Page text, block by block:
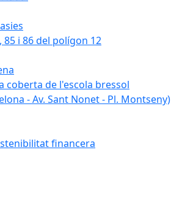
i 86 del polígon 12
coberta de l'escola bressol
- Av. Sant Nonet - Pl. Montseny)
financera